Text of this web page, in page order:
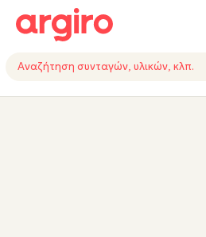
ΥΛΙΚΑΕΚΤΕΛΕΣΗTIPSΕΞΟΠΛΙΣΜΟΣ